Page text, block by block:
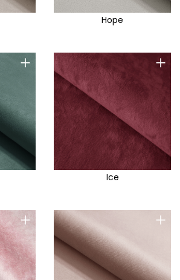
Hope
+ +
Ice
+ +